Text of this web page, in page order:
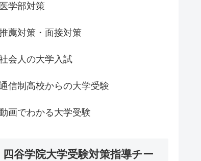
医学部対策
薦対策・面接対策
会人の大学入試
信制高校からの大学受験
画でわかる大学受験
四谷学院大学受験対策指導チー